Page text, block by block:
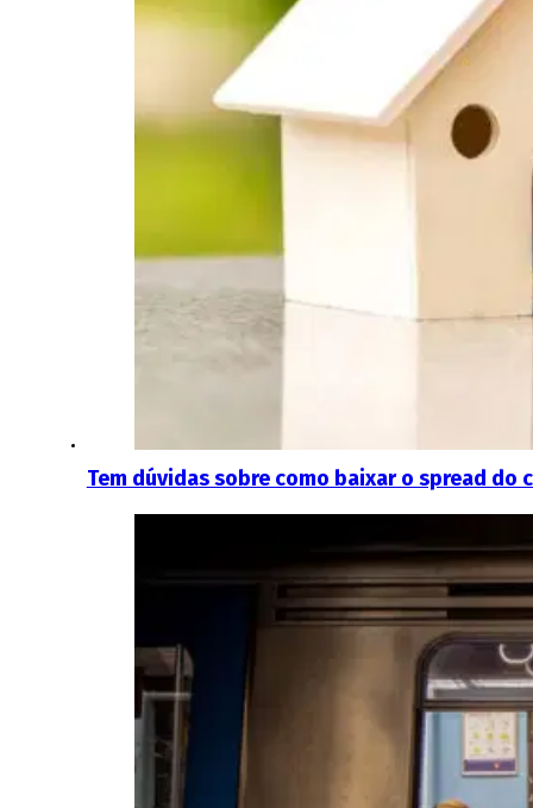
Tem dúvidas sobre como baixar o spread